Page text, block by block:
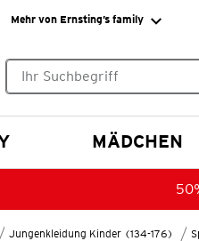
Mehr von Ernsting’s family
MÄDCHEN
Jungenkleidung Kinder (134-176)